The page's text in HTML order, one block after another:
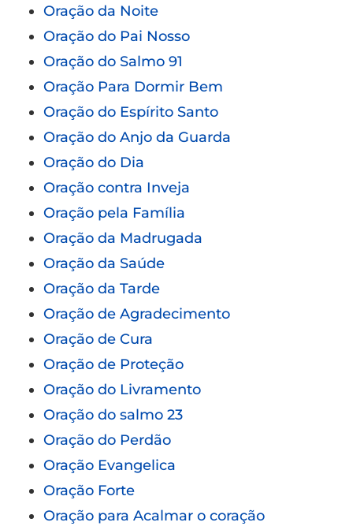
Oração da Noite
Oração do Pai Nosso
Oração do Salmo 91
Oração Para Dormir Bem
Oração do Espírito Santo
Oração do Anjo da Guarda
Oração do Dia
Oração contra Inveja
Oração pela Família
Oração da Madrugada
Oração da Saúde
Oração da Tarde
Oração de Agradecimento
Oração de Cura
Oração de Proteção
Oração do Livramento
Oração do salmo 23
Oração do Perdão
Oração Evangelica
Oração Forte
Oração para Acalmar o coração